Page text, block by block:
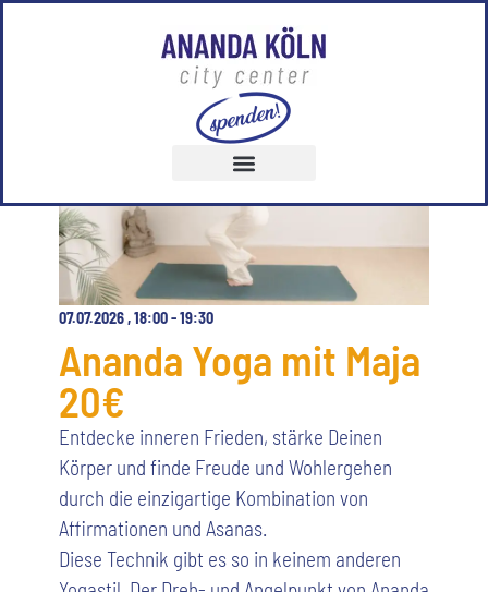
07.07.2026,18:00-19:30
Ananda Yoga mit Maja
20€
Entdecke inneren Frieden, stärke Deinen
Körper und finde Freude und Wohlergehen
durch die einzigartige Kombination von
Affirmationen und Asanas.
Diese Technik gibt es so in keinem anderen